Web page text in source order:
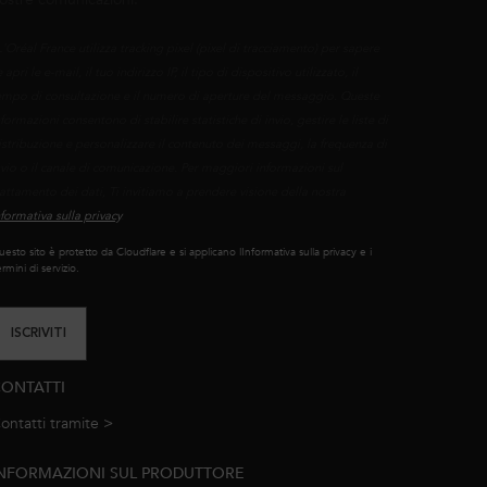
sulla privacy.
sito è protetto da Cloudflare e si applicano lInformativa sulla privacy e i
di servizio.
ISCRIVITI
tramite >
SUL PRODUTTORE